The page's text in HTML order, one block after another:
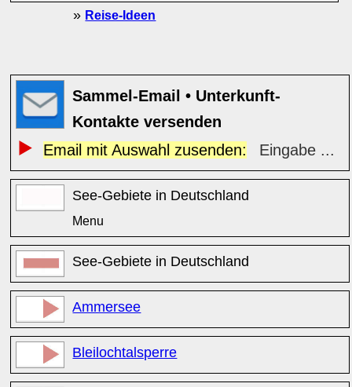
» Reise-Ideen
Sammel-Email • Unterkunft-
Kontakte versenden
Email mit Auswahl zusenden:
Eingabe ...
See-Gebiete in Deutschland
Menu
See-Gebiete in Deutschland
Ammersee
Bleilochtalsperre